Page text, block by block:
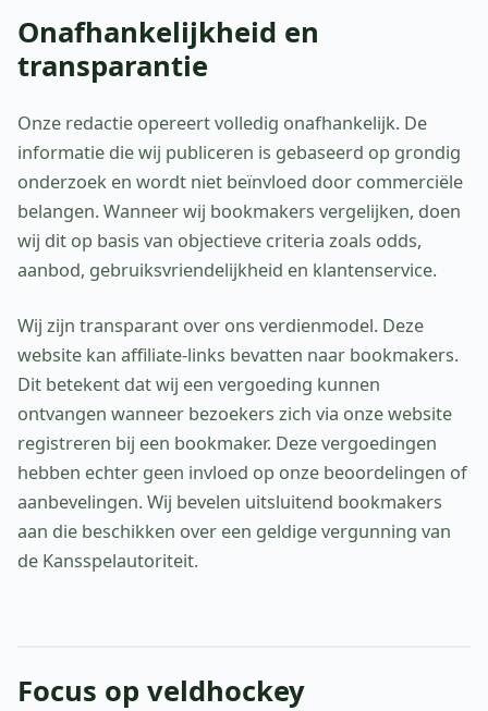
Onafhankelijkheid en
transparantie
Onze redactie opereert volledig onafhankelijk. De
informatie die wij publiceren is gebaseerd op grondig
onderzoek en wordt niet beïnvloed door commerciële
belangen. Wanneer wij bookmakers vergelijken, doen
wij dit op basis van objectieve criteria zoals odds,
aanbod, gebruiksvriendelijkheid en klantenservice.
Wij zijn transparant over ons verdienmodel. Deze
website kan affiliate-links bevatten naar bookmakers.
Dit betekent dat wij een vergoeding kunnen
ontvangen wanneer bezoekers zich via onze website
registreren bij een bookmaker. Deze vergoedingen
hebben echter geen invloed op onze beoordelingen of
aanbevelingen. Wij bevelen uitsluitend bookmakers
aan die beschikken over een geldige vergunning van
de Kansspelautoriteit.
Focus op veldhockey